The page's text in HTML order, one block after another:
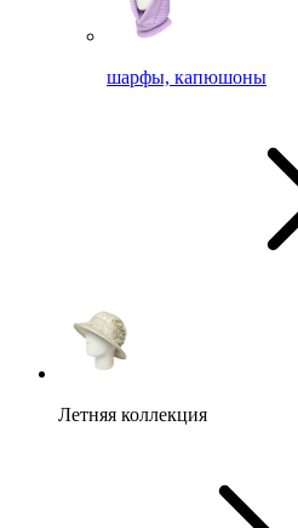
шарфы, капюшоны
Летняя коллекция